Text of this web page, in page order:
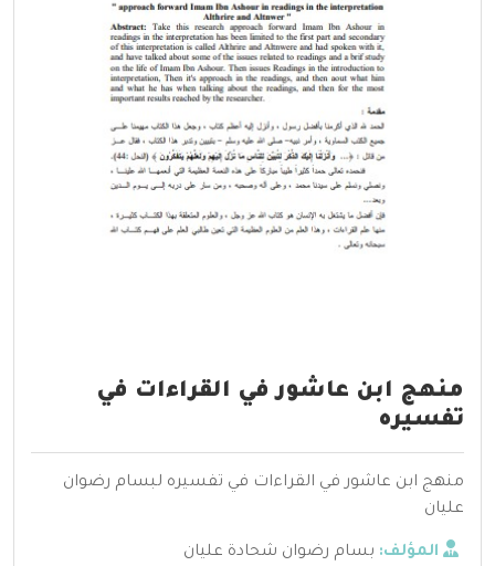
منهج ابن عاشور في القراءات في
تفسيره
منهج ابن عاشور في القراءات في تفسيره لبسام رضوان
عليان
المؤلف: بسام رضوان شحادة عليان